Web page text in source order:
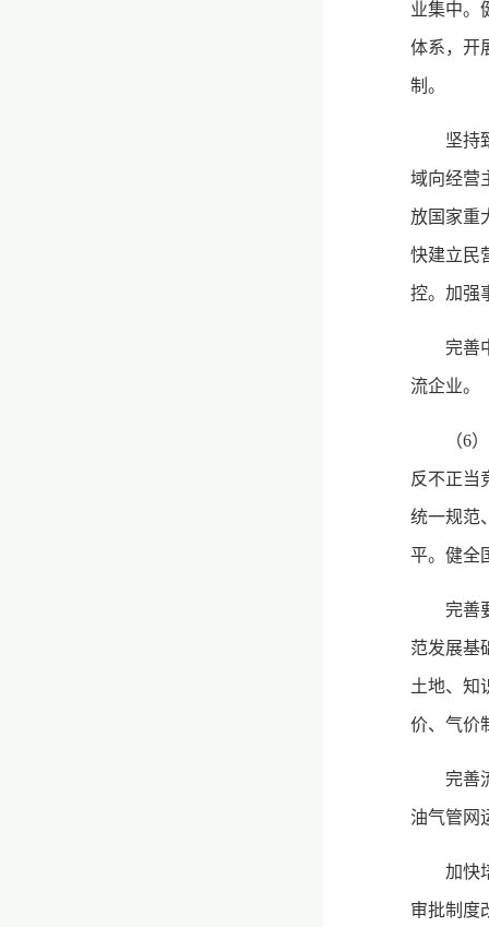
业集中。
体系，开
制。
坚持
域向经营
放国家重
快建立民
控。加强
完善
流企业。
（6
反不正当
统一规范
平。健全
完善
范发展基
土地、知
价、气价
完善
油气管网
加快
审批制度